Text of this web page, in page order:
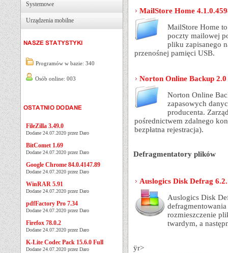
Systemowe
Urządzenia mobilne
Programów w bazie: 340
Osób online: 003
FileZilla 3.49.0
Dodane 24.07.2020 przez Daro
BitComet 1.69
Dodane 24.07.2020 przez Daro
Google Chrome 84.0.4147.89
Dodane 24.07.2020 przez Daro
WinRAR 5.91
Dodane 24.07.2020 przez Daro
pdfFactory Pro 7.34
Dodane 24.07.2020 przez Daro
Firefox 78.0.2
Dodane 24.07.2020 przez Daro
K-Lite Codec Pack 15.6.0 Full
Dodane 24.07.2020 przez Daro
MailStore Home
MailStore Home
poczty mailowej
pliku zapisanego
przenośnej pamięci USB.
Norton Online Backup 2.0
Norton Online
zapasowych
producenta.
pośrednictwem zdalnego
bezpłatna rejestracja).
Defragmentatory plików
Auslogics Disk Defrag
Auslogics Disk
rozmieszczenie
twardym, a
ÿr>